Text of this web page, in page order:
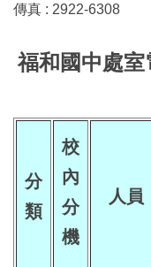
傳真 : 2922-6308
福和國中處
分
類
校
內
分
機
人員